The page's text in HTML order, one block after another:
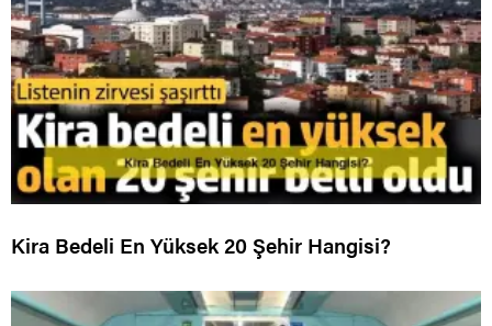
Kira Bedeli En Yüksek 20 Şehir Hangisi?